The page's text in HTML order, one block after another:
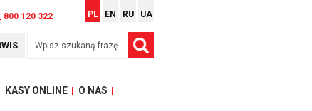
800 120 322 PL EN RU UA
KASY ONLINE O NAS